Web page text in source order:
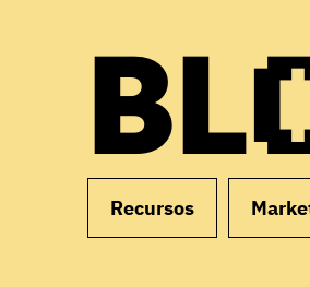
Recursos